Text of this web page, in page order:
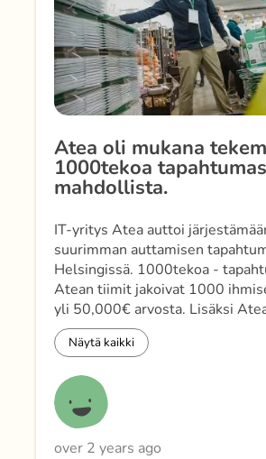
Atea oli mukana
1000tekoa
mahdollista.
IT-yritys Atea auttoi
suurimman auttamisen
Helsingissä. 1000tekoa -
Atean tiimit jakoivat 1000
yli 50,000€ arvosta. Lisäksi
Näytä kaikki
over 2 years ago